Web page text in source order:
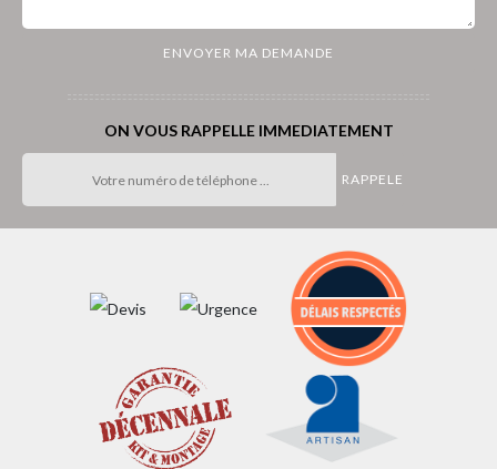
ON VOUS RAPPELLE IMMEDIATEMENT